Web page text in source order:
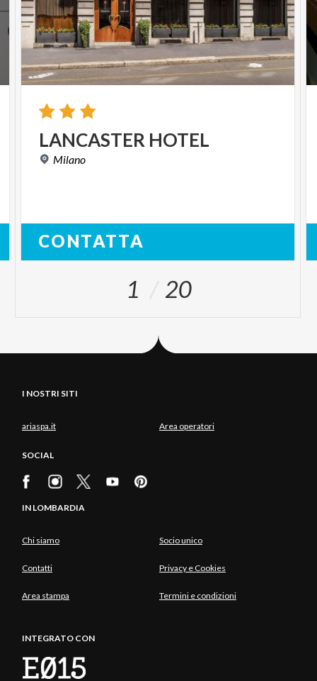
LANCASTER HOTEL
Milano
CONTATTA
1 20
I NOSTRI SITI
ariaspa.it Area operatori
SOCIAL
IN LOMBARDIA
Chi siamo Socio unico
Contatti Privacy e Cookies
Area stampa Termini e condizioni
INTEGRATO CON